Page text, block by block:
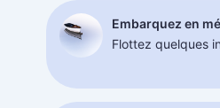
Embarquez en
Flottez quelques